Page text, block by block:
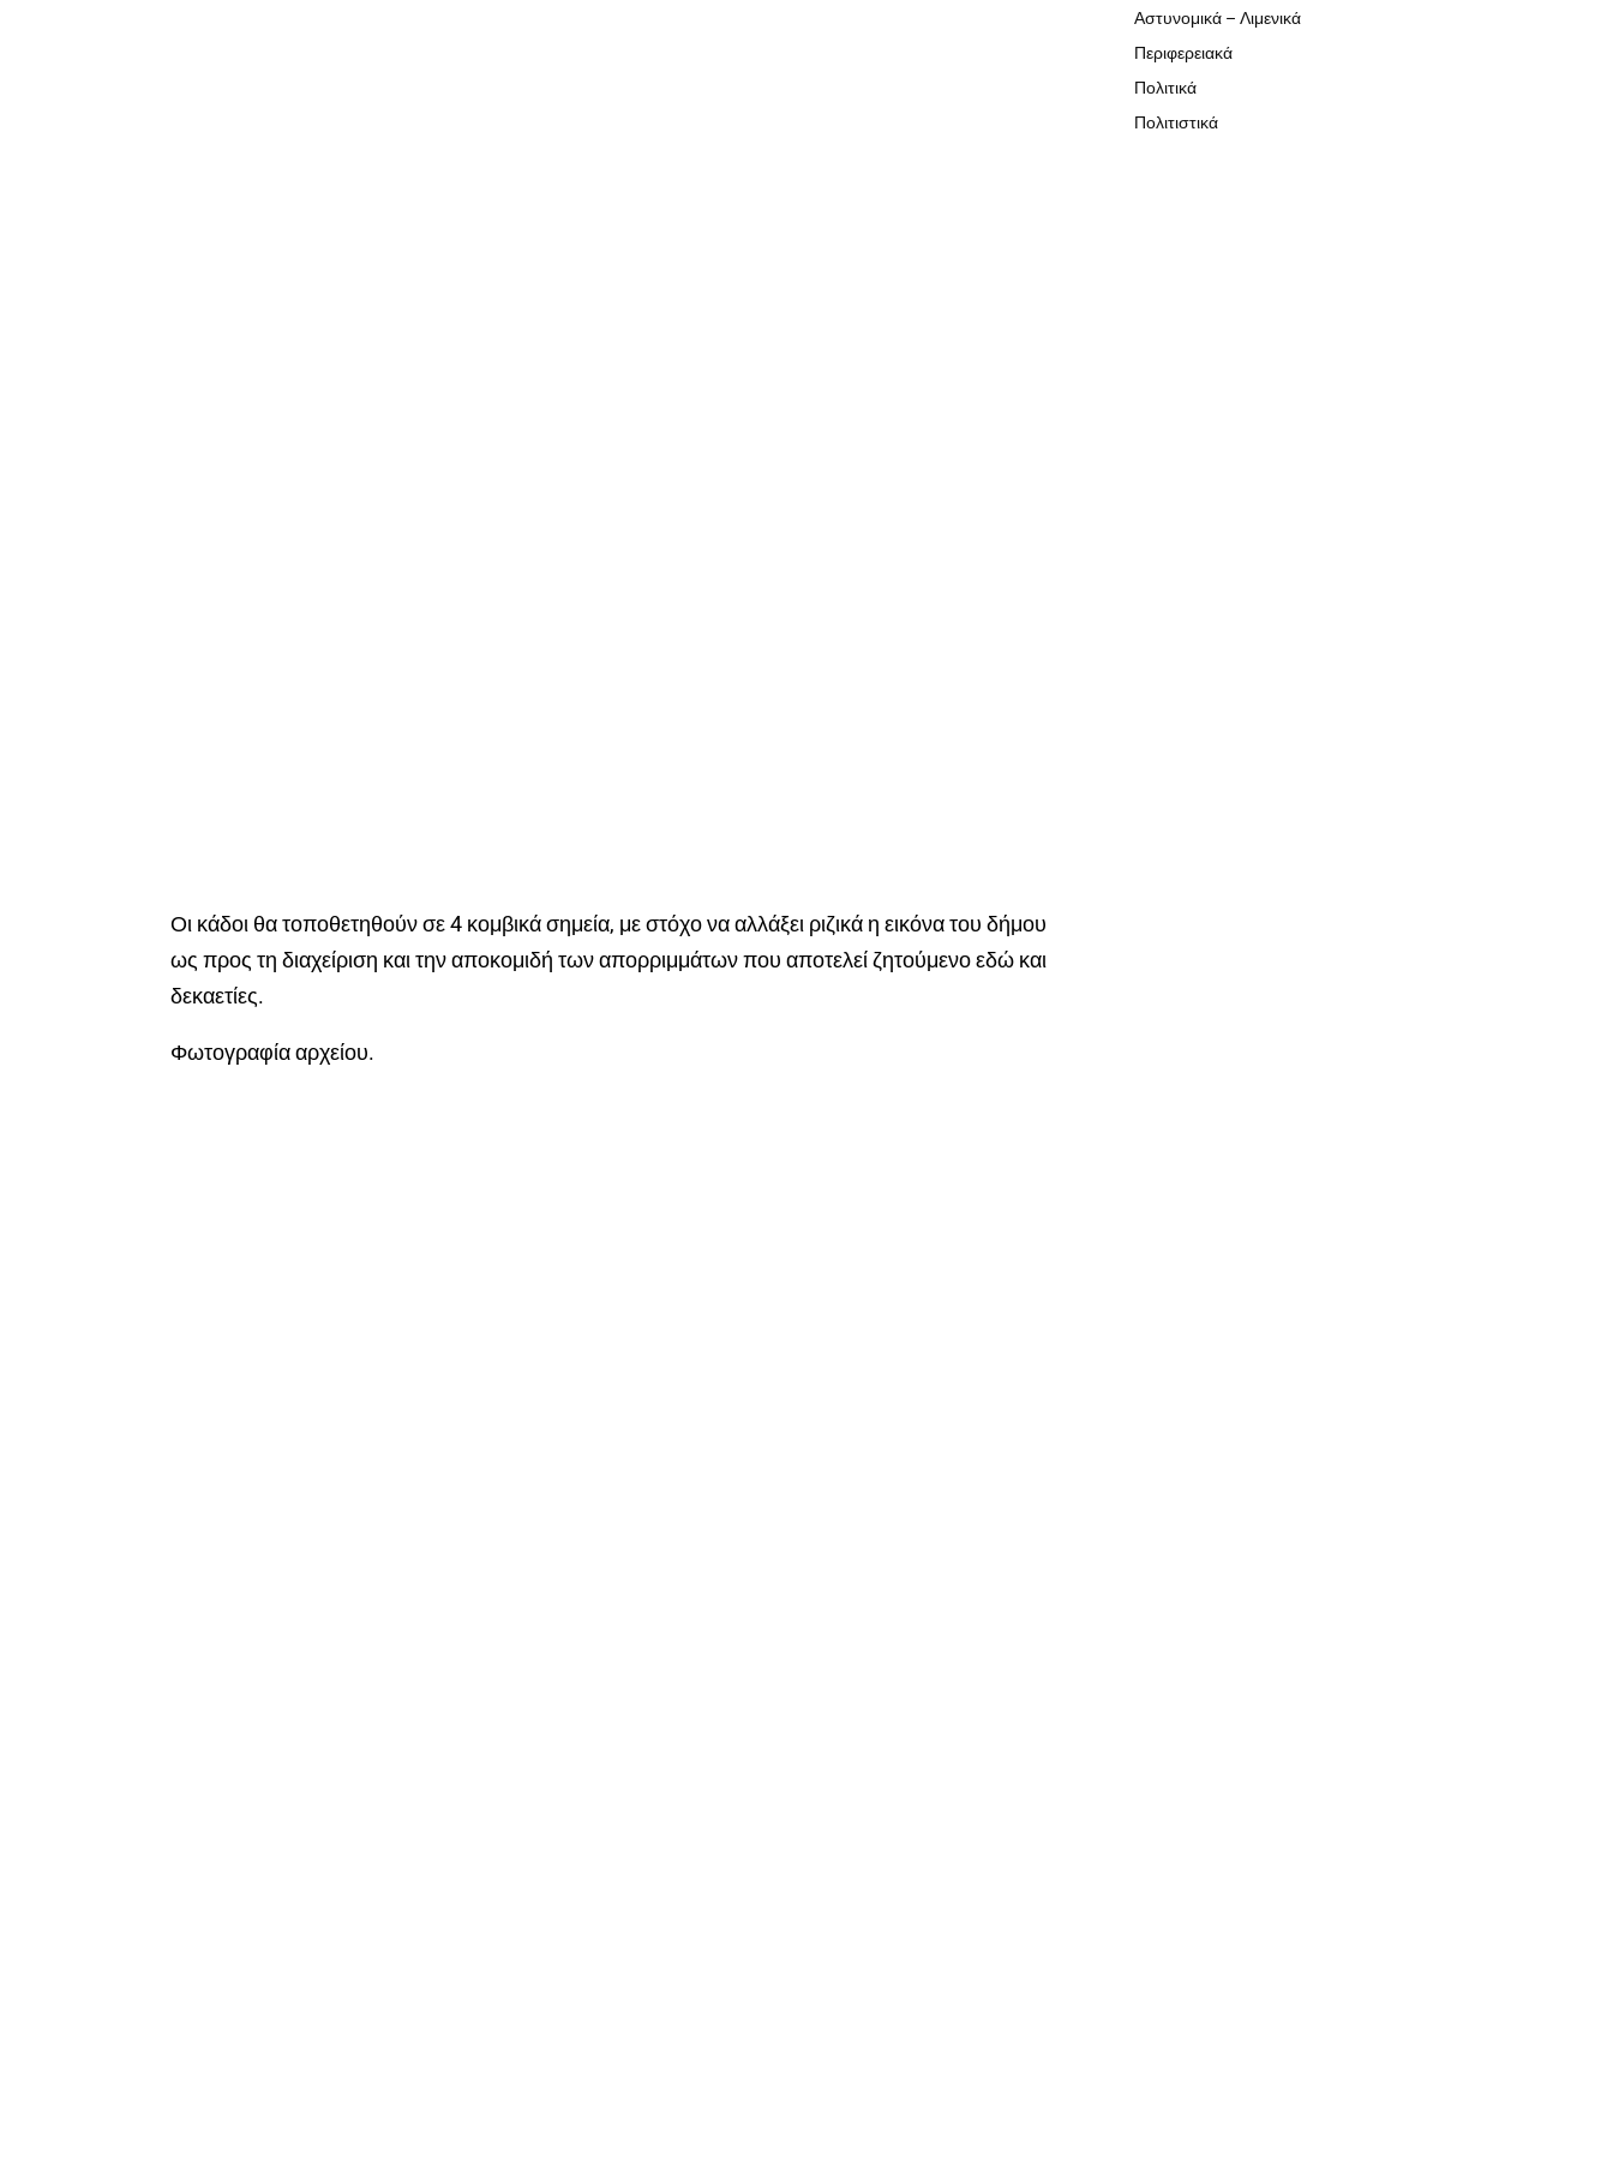
Οι κάδοι θα τοποθετηθούν σε 4 κομβικά σημεία, με στόχο να αλλάξει ριζικά η εικόνα του δήμου
ως προς τη διαχείριση και την αποκομιδή των απορριμμάτων που αποτελεί ζητούμενο εδώ και
δεκαετίες.
Φωτογραφία αρχείου.
Αστυνομικά – Λιμενικά
Περιφερειακά
Πολιτικά
Πολιτιστικά